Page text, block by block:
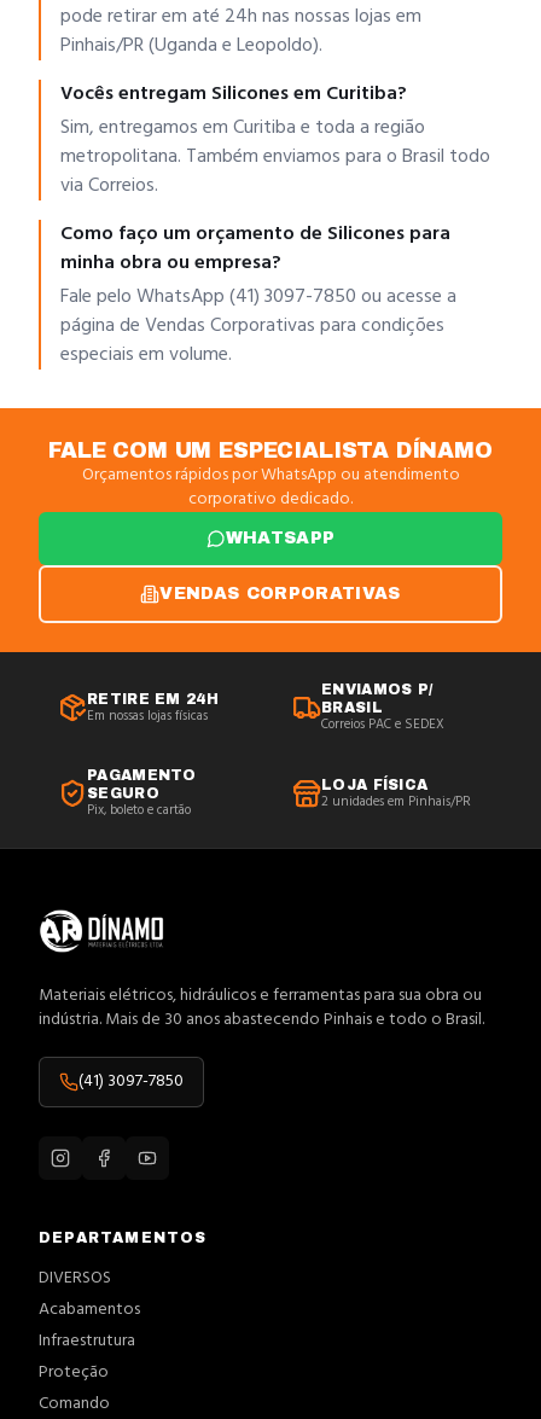
pode retirar em até 24h nas nossas lojas em
Pinhais/PR (Uganda e Leopoldo).
Vocês entregam Silicones em Curitiba?
Sim, entregamos em Curitiba e toda a região
metropolitana. Também enviamos para o Brasil todo
via Correios.
Como faço um orçamento de Silicones para
minha obra ou empresa?
Fale pelo WhatsApp (41) 3097-7850 ou acesse a
página de Vendas Corporativas para condições
especiais em volume.
FALE COM UM ESPECIALISTA DÍNAMO
Orçamentos rápidos por WhatsApp ou atendimento
corporativo dedicado.
WHATSAPP
VENDAS CORPORATIVAS
RETIRE EM 24H
Em nossas lojas físicas
ENVIAMOS P/
BRASIL
Correios PAC e SEDEX
PAGAMENTO
SEGURO
Pix, boleto e cartão
LOJA FÍSICA
2 unidades em Pinhais/PR
Materiais elétricos, hidráulicos e ferramentas para sua obra ou
indústria. Mais de 30 anos abastecendo Pinhais e todo o Brasil.
(41) 3097-7850
DEPARTAMENTOS
DIVERSOS
Acabamentos
Infraestrutura
Proteção
Comando